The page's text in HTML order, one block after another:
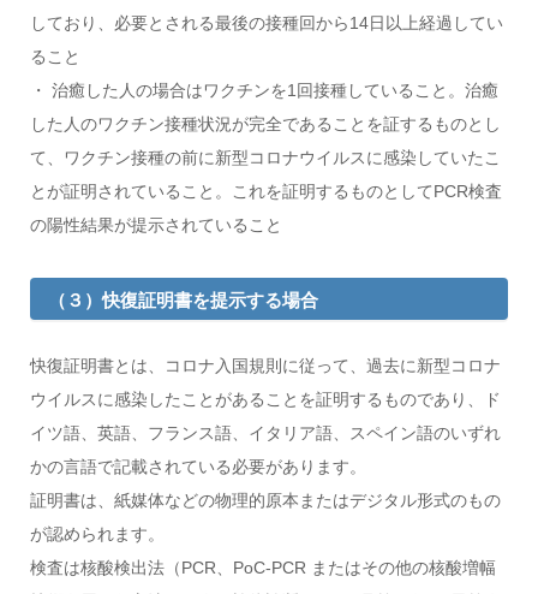
しており、必要とされる最後の接種回から14日以上経過してい
ること
・ 治癒した人の場合はワクチンを1回接種していること。治癒
した人のワクチン接種状況が完全であることを証するものとし
て、ワクチン接種の前に新型コロナウイルスに感染していたこ
とが証明されていること。これを証明するものとしてPCR検査
の陽性結果が提示されていること
（３）快復証明書を提示する場合
快復証明書とは、コロナ入国規則に従って、過去に新型コロナ
ウイルスに感染したことがあることを証明するものであり、ド
イツ語、英語、フランス語、イタリア語、スペイン語のいずれ
かの言語で記載されている必要があります。
証明書は、紙媒体などの物理的原本またはデジタル形式のもの
が認められます。
検査は核酸検出法（PCR、PoC-PCR またはその他の核酸増幅